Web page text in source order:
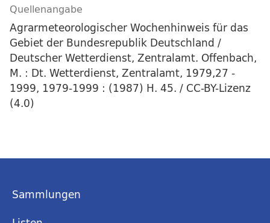
Quellenangabe
Agrarmeteorologischer Wochenhinweis für das
Gebiet der Bundesrepublik Deutschland /
Deutscher Wetterdienst, Zentralamt. Offenbach,
M. : Dt. Wetterdienst, Zentralamt, 1979,27 -
1999, 1979-1999 : (1987) H. 45. / CC-BY-Lizenz
(4.0)
Sammlungen